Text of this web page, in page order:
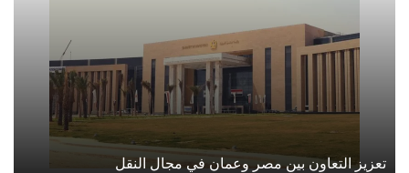
تعزيز التعاون بين مصر وعمان في مجال النقل